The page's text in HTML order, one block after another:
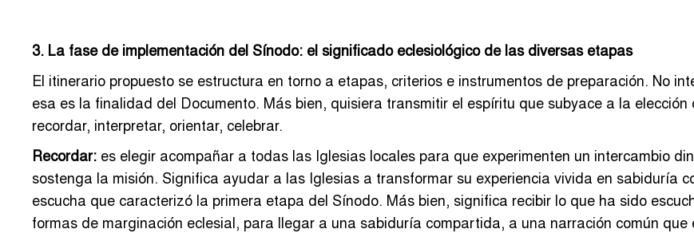
3. La fase de implementación del Sínodo: el significado eclesiológico de las diversas etapas
El itinerario propuesto se estructura en torno a etapas, criterios e instrumentos de preparación. No
esa es la finalidad del Documento. Más bien, quisiera transmitir el espíritu que subyace a la
recordar, interpretar, orientar, celebrar.
Recordar: es elegir acompañar a todas las Iglesias locales para que experimenten un intercambio
sostenga la misión. Significa ayudar a las Iglesias a transformar su experiencia vivida en sabiduría
escucha que caracterizó la primera etapa del Sínodo. Más bien, significa recibir lo que ha sido
formas de marginación eclesial, para llegar a una sabiduría compartida, a una narración común